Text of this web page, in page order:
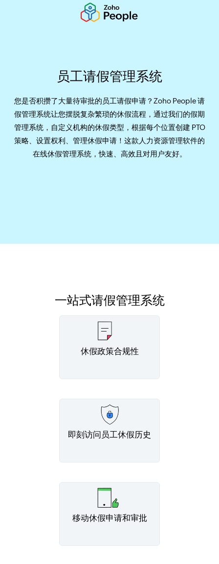
员工请假管理系统
您是否积攒了大量待审批的员工请假申请？Zoho People 请
假管理系统让您摆脱复杂繁琐的休假流程，通过我们的假期
管理系统，自定义机构的休假类型，根据每个位置创建 PTO
策略、设置权利、管理休假申请！这款人力资源管理软件的
在线休假管理系统，快速、高效且对用户友好。
一站式请假管理系统
休假政策合规性
即刻访问员工休假历史
移动休假申请和审批